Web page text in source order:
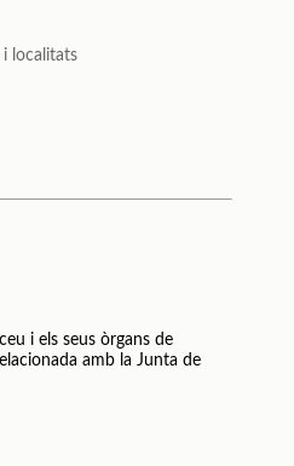
i localitats
i els seus òrgans de
amb la Junta de